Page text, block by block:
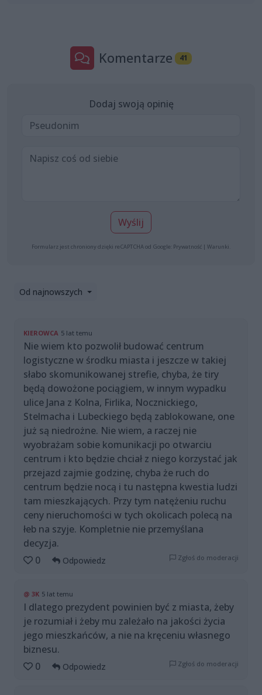
Komentarze 41
Dodaj swoją opinię
Wyślij
Formularz jest chroniony dzięki reCAPTCHA od Google: Prywatność | Warunki
Od najnowszych
KIEROWCA 5 lat temu
Nie wiem kto pozwolił budować centrum
logistyczne w środku miasta i jeszcze w takiej
słabo skomunikowanej strefie, chyba, że tiry
będą dowożone pociągiem, w innym wypadku
ulice Jana z Kolna, Firlika, Nocznickiego,
Stelmacha i Lubeckiego będą zablokowane, one
już są niedrożne. Nie wiem, a raczej nie
wyobrażam sobie komunikacji po otwarciu
centrum i kto będzie chciał z niego korzystać jak
przejazd zajmie godzinę, chyba że ruch do
centrum będzie nocą i tu następna kwestia ludzi
tam mieszkających. Przy tym natężeniu ruchu
ceny nieruchomości w tych okolicach polecą na
łeb na szyje. Kompletnie nie przemyślana
decyzja.
0
Odpowiedz Zgłoś do moderacji
@ 3K 5 lat temu
I dlatego prezydent powinien być z miasta, żeby
je rozumiał i żeby mu zależało na jakości życia
jego mieszkańców, a nie na kręceniu własnego
biznesu.
0
Odpowiedz Zgłoś do moderacji